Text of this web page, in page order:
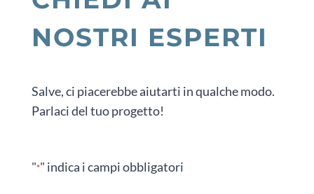
NOSTRI ESPERTI
Salve, ci piacerebbe aiutarti in qualche modo.
Parlaci del tuo progetto!
"*" indica i campi obbligatori